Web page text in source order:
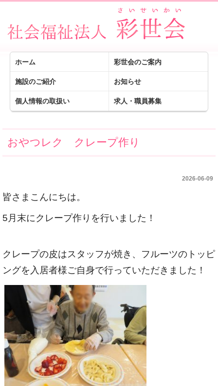
ホーム 彩世会のご案内
施設のご紹介 お知らせ
個人情報の取扱い 求人・職員募集
おやつレク クレープ作り
2026-06-09
皆さまこんにちは。
5月末にクレープ作りを行いました！
クレープの皮はスタッフが焼き、フルーツのトッピ
ングを入居者様ご自身で行っていただきました！